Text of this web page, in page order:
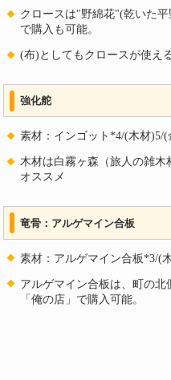
クロースは"野綿花"(乾いた
で購入も可能。
(布)としてもクロースが使え
強化舵
素材：インゴット*4/(木材)5/(
木材は白霧ヶ森（旅人の雑
オススメ
竜骨：アルゲマイン合板
素材：アルゲマイン合板*3/(
アルゲマイン合板は、町の
「俺の店」で購入可能。